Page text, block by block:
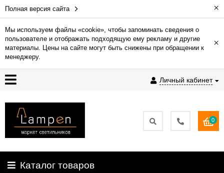
Полная версия сайта ×
Мы используем файлы «cookie», чтобы запоминать сведения о
пользователе и отображать подходящую ему рекламу и другие
материалы. Цены на сайте могут быть снижены при обращении к
менеджеру.
×
Личный кабинет
Гарантия
Доставка
и
Контакты
освещения
0
Каталог товаров